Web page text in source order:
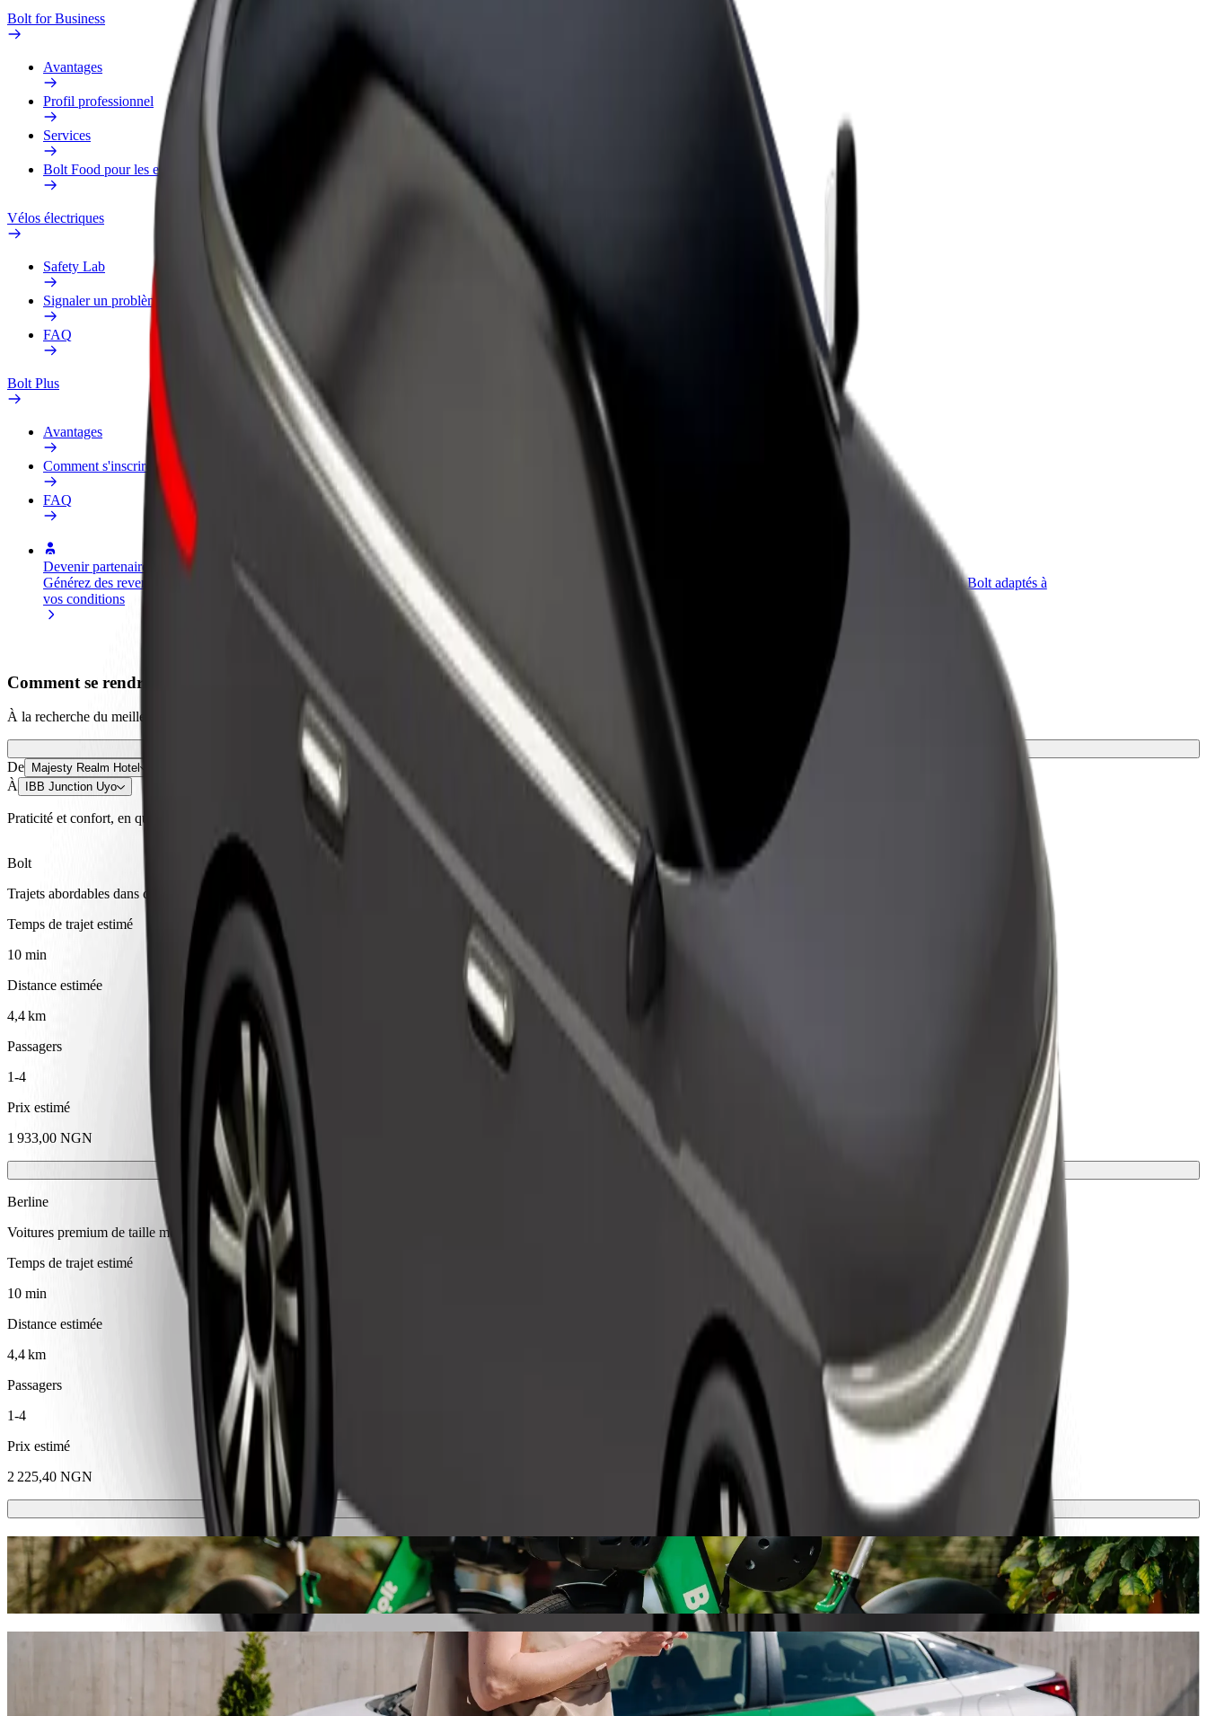
Bolt for Business
Avantages
Profil professionnel
Services
Bolt Food pour les entreprises
Vélos électriques
Safety Lab
Signaler un problème
FAQ
Bolt Plus
Avantages
Comment s'inscrire
FAQ
Devenir partenaire chauffeur
Générez des revenus selon
vos conditions
Livrez des repas et générez des revenus
chaque semaine
magasin
Atteignez plus de clients et
augmentez vos revenus
Bolt for Business
Produits et services Bolt adaptés à
Comment se rendre de Majesty Realm Hotel à IBB Junction Uyo
À la recherche du meilleur trajet entre Majesty Realm Hotel et IBB Junction Uyo ? Explorez nos services et trouvez celui qui vous convient le mieux.
Télécharger l'appli
De Majesty Realm Hotel
À IBB Junction Uyo
Praticité et confort, en quelques clics !
Bolt
Trajets abordables dans des voitures basiques
Temps de trajet estimé
10 min
Distance estimée
4,4 km
Passagers
1-4
Prix estimé
1 933,00 NGN
Berline
Voitures premium de taille moyenne avec équipements haut de gamme
Temps de trajet estimé
10 min
Distance estimée
4,4 km
Passagers
1-4
Prix estimé
2 225,40 NGN
Trottinette ou vélo électrique
Déplacez-vous à Uyo à trottinette ou à vélo électrique
Télécharger l'appli Bolt
Déplacez-vous de Majesty Realm Hotel à IBB Junction Uyo avec le transport avec chauffeur Bolt
Nous vous recommandons de choisir le transport avec chauffeur Bolt si vous recherchez le meilleur prix pour aller à IBB Junction Uyo. Avec Bolt, ce trajet prendra environ 10 min et coûtera environ
1 338,20 NGN NGN. Quel que soit votre besoin, nous trouverons le véhicule idéal pour vous.